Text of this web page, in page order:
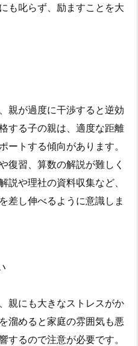
も叱らず、励ますことを大
親が過度に干渉すると逆効
する子の親は、適度な距離
ートする傾向があります。
復習、算数の解説が難しく
説や理社の資料収集など、
差し伸べるように意識しま
親にも大きなストレスがか
溜めると家庭の雰囲気も悪
するので注意が必要です。